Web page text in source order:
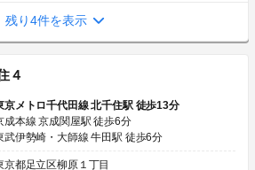
残り4件を表示
４
京メトロ千代田線 北千住駅 徒歩13分
成本線 京成関屋駅 徒歩6分
武伊勢崎・大師線 牛田駅 徒歩6分
京都足立区柳原１丁目